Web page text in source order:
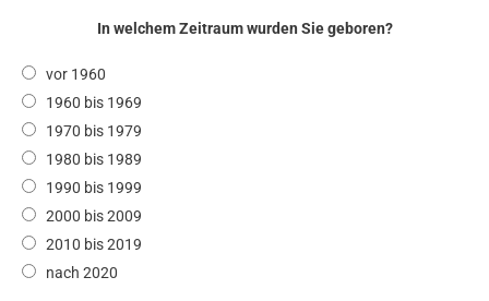
In welchem Zeitraum wurden Sie geboren?
vor 1960
1960 bis 1969
1970 bis 1979
1980 bis 1989
1990 bis 1999
2000 bis 2009
2010 bis 2019
nach 2020